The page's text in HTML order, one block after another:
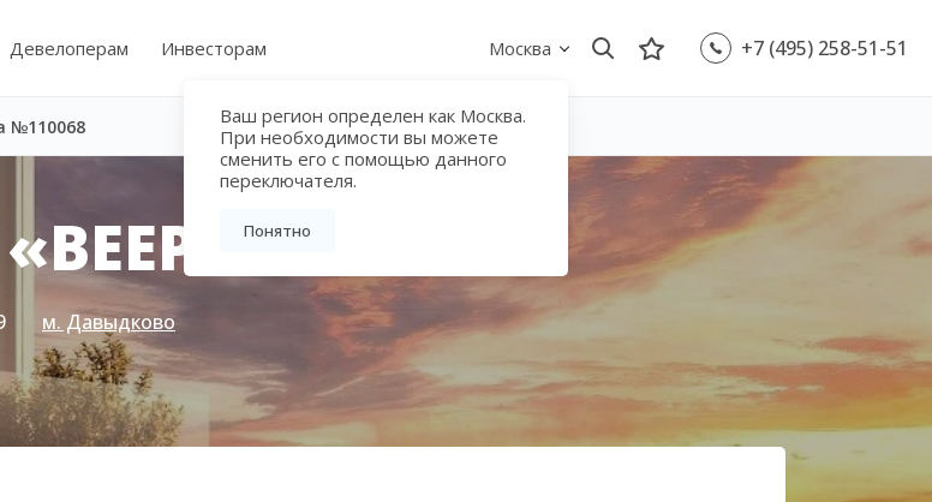
Девелоперам Инвесторам Москва
Ваш регион определен как Москва.
При необходимости вы можете
сменить его с помощью данного
переключателя.
Понятно
+7 (495) 258-51-51
№110068
м. Давыдково